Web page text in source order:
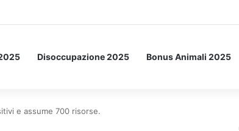
spaziale.
Disoccupazione 2025 Bonus Animali 2025
e assume 700 risorse.